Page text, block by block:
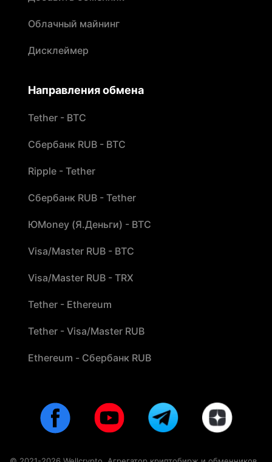
Облачный майнинг
Дисклеймер
Направления обмена
Tether - BTC
Сбербанк RUB - BTC
Ripple - Tether
Сбербанк RUB - Tether
ЮMoney (Я.Деньги) - BTC
Visa/Master RUB - BTC
Visa/Master RUB - TRX
Tether - Ethereum
Tether - Visa/Master RUB
Ethereum - Сбербанк RUB